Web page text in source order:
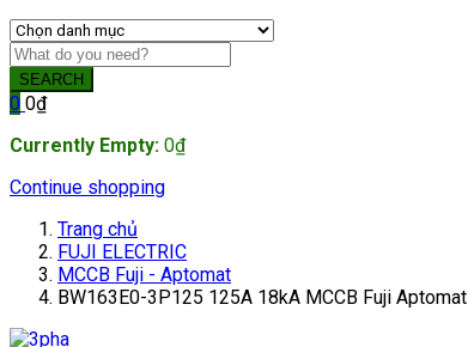
SEARCH
0 0₫
Currently Empty: 0₫
Continue shopping
Trang chủ
FUJI ELECTRIC
MCCB Fuji - Aptomat
BW163E0-3P125 125A 18kA MCCB Fuji Aptomat